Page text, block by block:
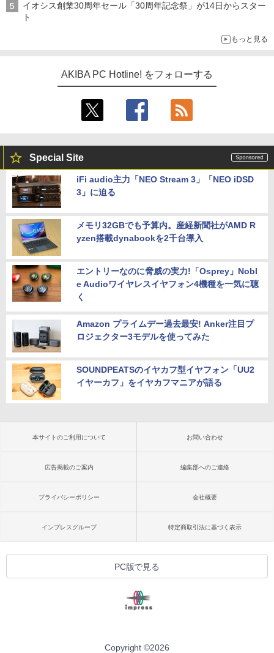
イオシス創業30周年セール「30周年記念祭」が14日からスター
ト
もっと見る
AKIBA PC Hotline! をフォローする
Special Site
iFi audio主力「NEO Stream 3」「NEO iDSD
3」に迫る
メモリ32GBでも予算内。産経新聞社がAMD R
yzen搭載dynabookを2千台導入
エントリーなのに脅威の実力!「Osprey」Nobl
e Audioワイヤレスイヤフォン4機種を一気に聴
く
Amazon プライムデー過去最安! Anker注目プ
ロジェクター3モデルを使ってみた
SOUNDPEATSのイヤカフ型イヤフォン「UU2
イヤーカフ」をイヤカフマニアが語る
本サイトのご利用について お問い合わせ
広告掲載のご案内 編集部へのご連絡
プライバシーポリシー 会社概要
インプレスグループ 特定商取引法に基づく表示
PC版で見る
Copyright ©2026